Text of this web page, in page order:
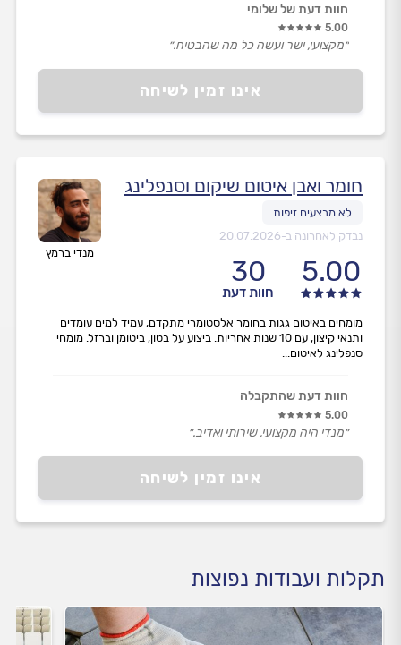
אינו זמין לשיחה
חוות דעת של שלומי
5.00
״מקצועי, ישר ועשה כל מה שהבטיח.״
מנדי ברמץ
חומר ואבן איטום שיקום וסנפלינג
נבדק לאחרונה ב-20.07.2026
5.00
30
חוות דעת
אינו זמין לשיחה
מומחים באיטום גגות בחומר אלסטומרי מתקדם, עמיד למים עומדים
ותנאי קיצון, עם 10 שנות אחריות. ביצוע על בטון, ביטומן וברזל. מומחי
סנפלינג לאיטום...
חוות דעת שהתקבלה
5.00
״מנדי היה מקצועי, שירותי ואדיב.״
תקלות ועבודות נפוצות